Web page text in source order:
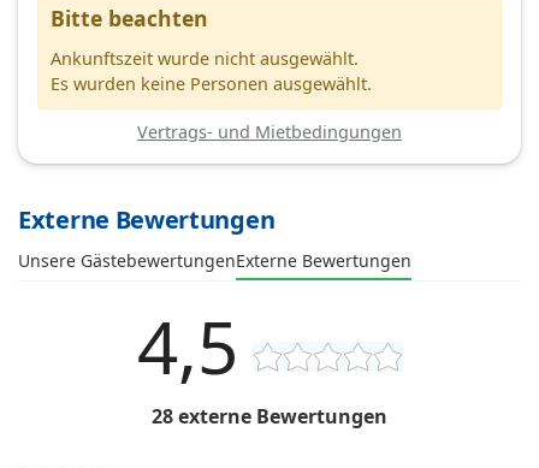
Bitte beachten
Ankunftszeit wurde nicht ausgewählt.
Es wurden keine Personen ausgewählt.
Vertrags- und Mietbedingungen
Externe Bewertungen
Unsere GästebewertungenExterne Bewertungen
4,5
28 externe Bewertungen